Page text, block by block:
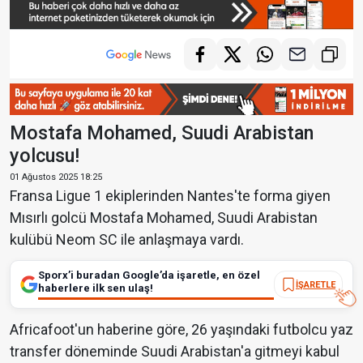
Mostafa Mohamed, Suudi Arabistan
yolcusu!
01 Ağustos 2025 18:25
Fransa Ligue 1 ekiplerinden Nantes'te forma giyen
Mısırlı golcü Mostafa Mohamed, Suudi Arabistan
kulübü Neom SC ile anlaşmaya vardı.
Sporx’i buradan Google’da işaretle, en özel
haberlere ilk sen ulaş!
İŞARETLE
Africafoot'un haberine göre, 26 yaşındaki futbolcu yaz
transfer döneminde Suudi Arabistan'a gitmeyi kabul